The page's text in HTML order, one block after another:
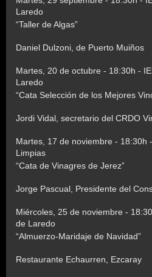
Laredo
“Taller de Algas”
Daniel Dulzoni, de Puerto Muiños
Martes, 20 de octubre - 18:30h -
Laredo
“Cata Selección de los Mejores
Jordi Vidal, secretario del CRDO
Martes, 17 de noviembre - 18:30h
Limpias
“Cata de Vinagres de Jerez”
Jorge Pascual, Presidente del
Miércoles, 25 de noviembre -
de Laredo
“Almuerzo-Maridaje de Navidad”
Restaurante Echaurren, Ezcaray